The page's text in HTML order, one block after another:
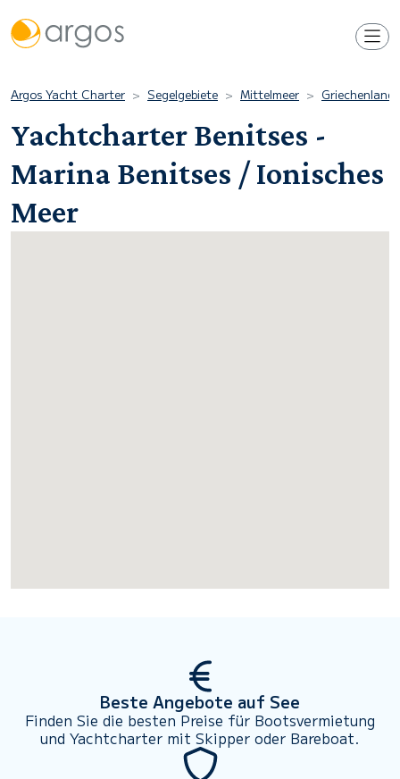
Argos Yacht Charter Segelgebiete Mittelmeer Griechenland
Yachtcharter Benitses -
Marina Benitses / Ionisches
Meer
Beste Angebote auf See
Finden Sie die besten Preise für Bootsvermietung
und Yachtcharter mit Skipper oder Bareboat.